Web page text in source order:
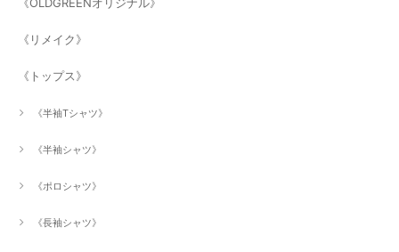
《リメイク》
《トップス》
《半袖Tシャツ》
《半袖シャツ》
《ポロシャツ》
《長袖シャツ》